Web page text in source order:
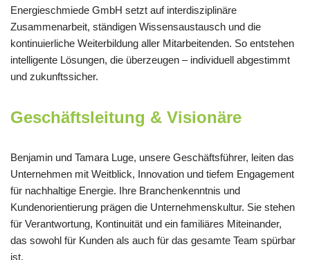
Energieschmiede GmbH setzt auf interdisziplinäre
Zusammenarbeit, ständigen Wissensaustausch und die
kontinuierliche Weiterbildung aller Mitarbeitenden. So entstehen
intelligente Lösungen, die überzeugen – individuell abgestimmt
und zukunftssicher.
Geschäftsleitung & Visionäre
Benjamin und Tamara Luge, unsere Geschäftsführer, leiten das
Unternehmen mit Weitblick, Innovation und tiefem Engagement
für nachhaltige Energie. Ihre Branchenkenntnis und
Kundenorientierung prägen die Unternehmenskultur. Sie stehen
für Verantwortung, Kontinuität und ein familiäres Miteinander,
das sowohl für Kunden als auch für das gesamte Team spürbar
ist.